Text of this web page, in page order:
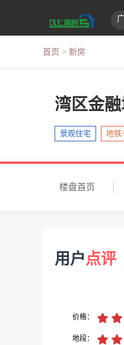
首页 > 新房
湾区金
景观住宅 地铁
楼盘首页
用户点评
价格：
地段：